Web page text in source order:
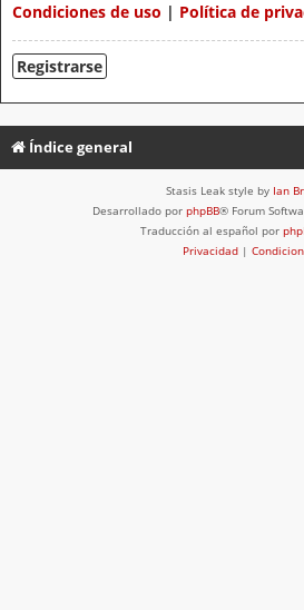
Condiciones de uso | Política de
Registrarse
Índice general
Stasis Leak style by Ian
Desarrollado por phpBB® Forum
Traducción al español por
Privacidad |